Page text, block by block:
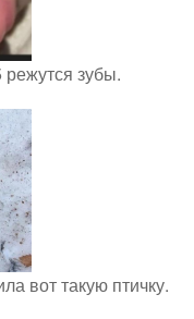
зубы.
вот такую птичку.